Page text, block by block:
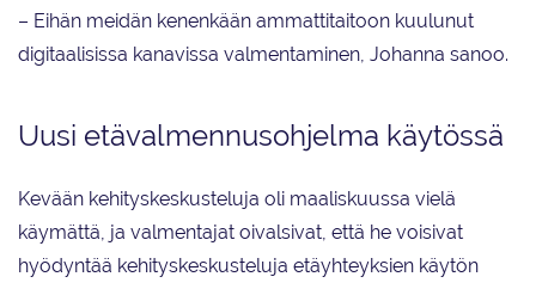
– Eihän meidän kenenkään ammattitaitoon kuulunut
digitaalisissa kanavissa valmentaminen, Johanna sanoo.
Uusi etävalmennusohjelma käytössä
Kevään kehityskeskusteluja oli maaliskuussa vielä
käymättä, ja valmentajat oivalsivat, että he voisivat
hyödyntää kehityskeskusteluja etäyhteyksien käytön